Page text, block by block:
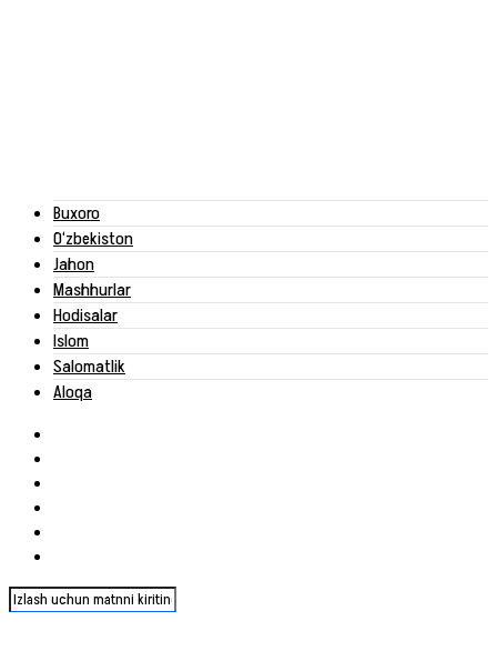
Buxoro
O‘zbekiston
Jahon
Mashhurlar
Hodisalar
Islom
Salomatlik
Aloqa